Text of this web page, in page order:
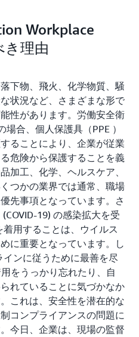
Workplace
き理由
下物、飛火、化学物質、騒
状況など、さまざまな形で
性があります。労働安全衛
場合、個人保護具（PPE ）
ることにより、企業が従業
危険から保護することを義
加工、化学、ヘルスケア、
つかの業界では通常、職場
先事項となっています。さ
19) の感染拡大を受
用することは、ウイルス
に重要となっています。し
ンに従うために最善を尽
をうっかり忘れたり、自
れていることに気づかなか
これは、安全性を潜在的な
コンプライアンスの問題に
今日、企業は、現場の監督